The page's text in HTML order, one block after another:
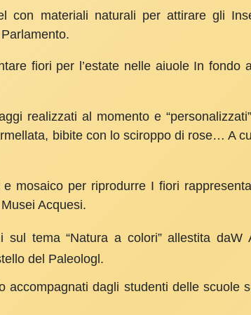
con materiali naturali per attirare gli
fiori per l’estate nelle aiuole In fondo
realizzati al momento e
bibite con lo sciroppo di rose… A
mosaico per riprodurre I fiori
Acquesi.
sul tema “Natura a colori” allestita daW
del Paleologl.
accompagnati dagli studenti del­le scuole